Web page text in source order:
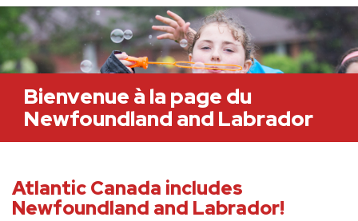
Bienvenue à la page du
Newfoundland and Labrador
Atlantic Canada includes
Newfoundland and Labrador!